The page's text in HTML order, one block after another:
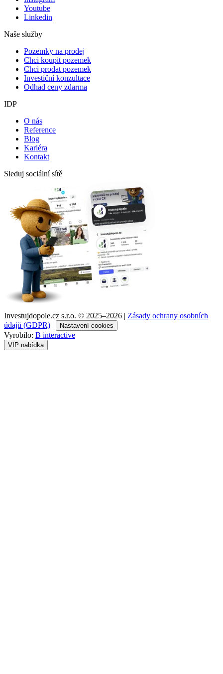
Youtube
Linkedin
Naše služby
Pozemky na prodej
Chci koupit pozemek
Chci prodat pozemek
Investiční konzultace
Odhad ceny zdarma
IDP
O nás
Reference
Blog
Kariéra
Kontakt
Sleduj sociální sítě
Investujdopole.cz s.r.o. © 2025–2026 | Zásady ochrany osobních
údajů (GDPR) | Nastavení cookies
Vyrobilo: B interactive
VIP nabídka